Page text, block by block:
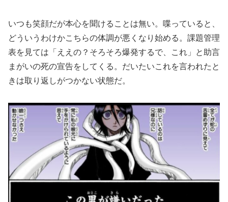
いつも笑顔だが本心を聞けることは無い。喋っていると、
どういうわけかこちらの体調が悪くなり始める。課題管理
表を見ては「ええの？そろそろ爆発するで、これ」と助言
まがいの死の宣告をしてくる。だいたいこれを言われたと
きは取り返しがつかない状態だ。